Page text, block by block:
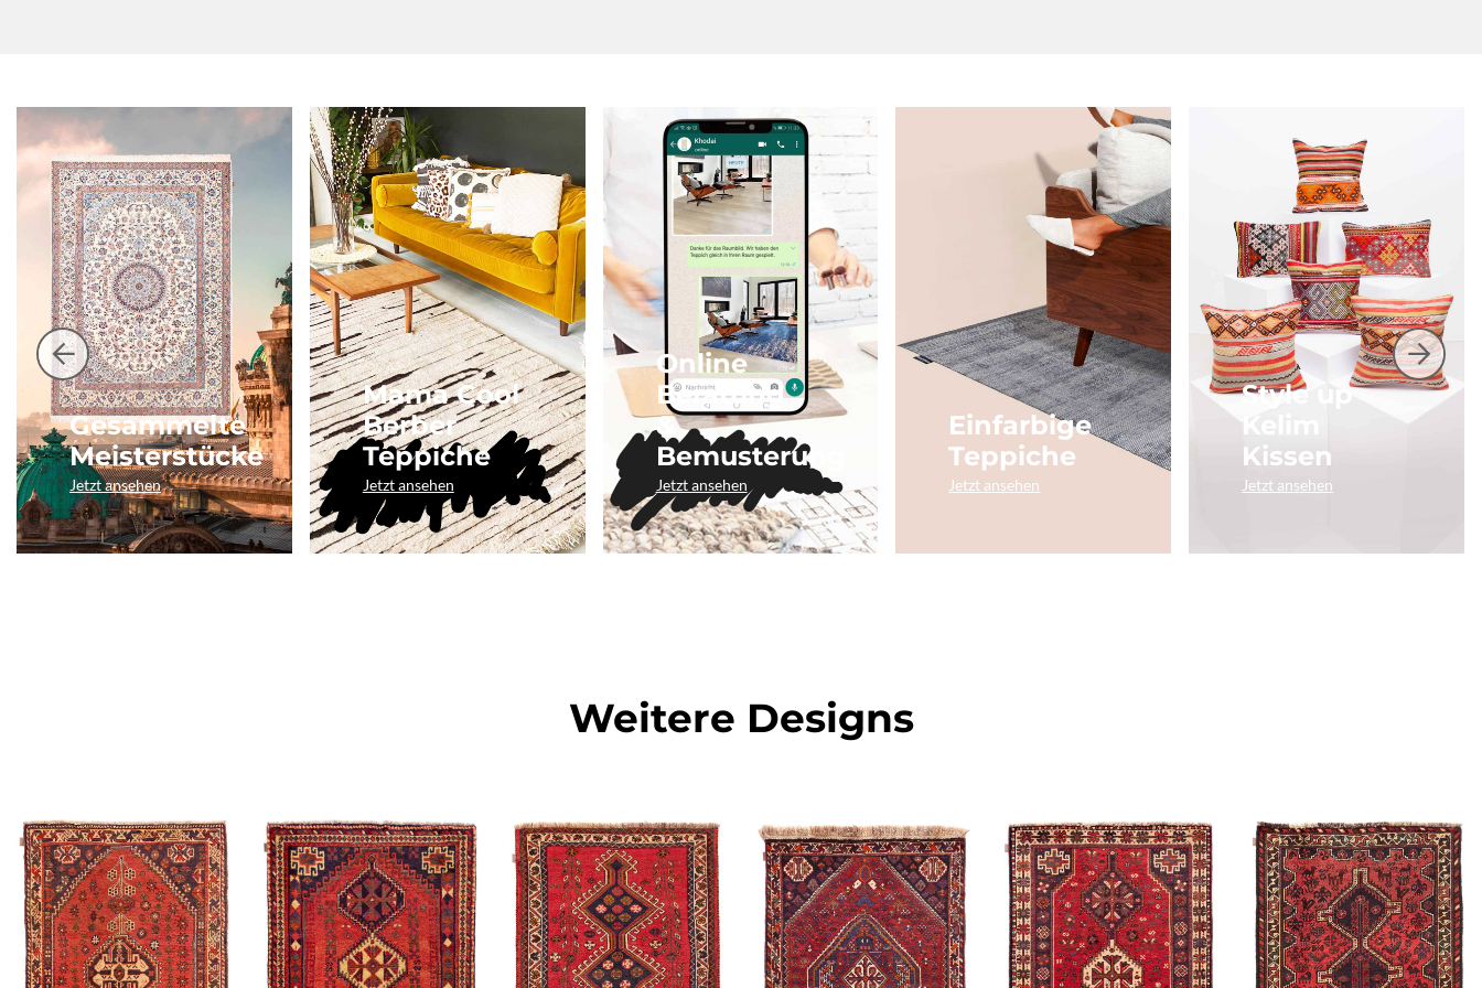
Gesammelte
Meisterstücke
Jetzt ansehen
Mama Cool
Berber
Teppiche
Jetzt ansehen
Online
Beratung
&
Bemusterung
Jetzt ansehen
Einfarbige
Teppiche
Jetzt ansehen
Style up
Kelim
Kissen
Jetzt ansehen
Weitere Designs